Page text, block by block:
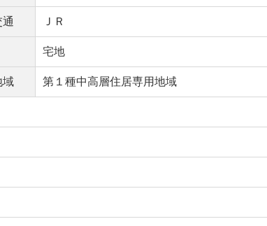
ＪＲ
宅地
域 第１種中高層住居専用地域